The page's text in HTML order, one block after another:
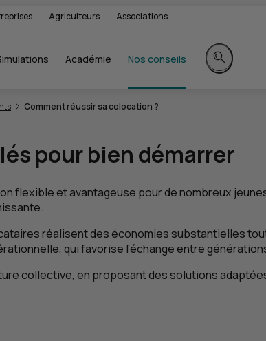
Agriculteurs Associations
Académie Nos conseils
Rechercher
Comment réussir sa colocation ?
pour bien démarrer
flexible et avantageuse pour de nombreux
réalisent des économies substantielles
qui favorise l’échange entre
collective, en proposant des solutions